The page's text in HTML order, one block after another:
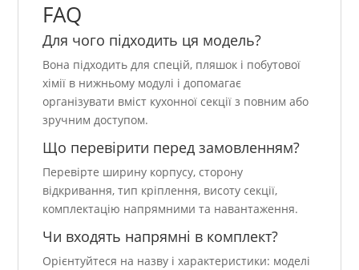
FAQ
Для чого підходить ця модель?
Вона підходить для спецій, пляшок і побутової
хімії в нижньому модулі і допомагає
організувати вміст кухонної секції з повним або
зручним доступом.
Що перевірити перед замовленням?
Перевірте ширину корпусу, сторону
відкривання, тип кріплення, висоту секції,
комплектацію напрямними та навантаження.
Чи входять напрямні в комплект?
Орієнтуйтеся на назву і характеристики: моделі